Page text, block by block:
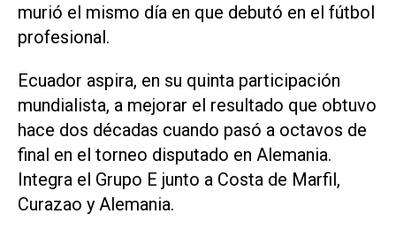
murió el mismo día en que debutó en el fútbol
profesional.
Ecuador aspira, en su quinta participación
mundialista, a mejorar el resultado que obtuvo
hace dos ‌décadas cuando pasó a octavos de
final en el torneo disputado en Alemania.
Integra el Grupo E junto a Costa de Marfil,
Curazao y Alemania.